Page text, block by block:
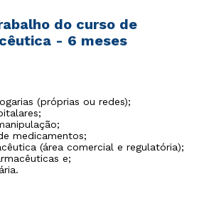
do curso de
- 6 meses
(próprias ou redes);
medicamentos;
(área comercial e regulatória);
e;